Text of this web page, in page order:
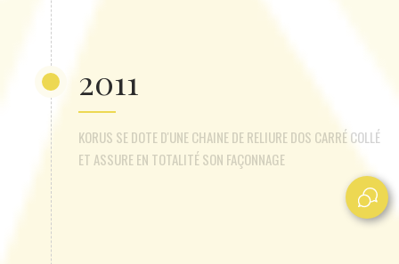
2011
KORUS SE DOTE D'UNE CHAINE DE RELIURE DOS CARRÉ COLLÉ
ET ASSURE EN TOTALITÉ SON FAÇONNAGE